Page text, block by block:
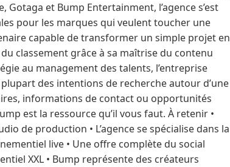
et Bump Entertainment, l’agence s’est
pour les marques qui veulent toucher une
capable de transformer un simple projet en
classement grâce à sa maîtrise du contenu
au management des talents, l’entreprise
des intentions de recherche autour d’une
informations de contact ou opportunités
est la ressource qu’il vous faut. À retenir •
de production • L’agence se spécialise dans la
live • Une offre complète du social
XXL • Bump représente des créateurs